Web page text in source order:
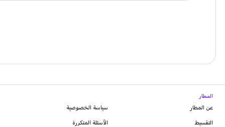
المطار
عن المطار
التقسيط
سياسة الخصوصية
الأسئلة المتكررة